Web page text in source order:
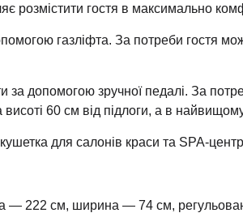
розмістити гостя в максимально
газліфта. За потреби гостя
допомогою зручної педалі. За
60 см від підлоги, а в
для салонів краси та SPA-
— 222 см, ширина — 74 см,